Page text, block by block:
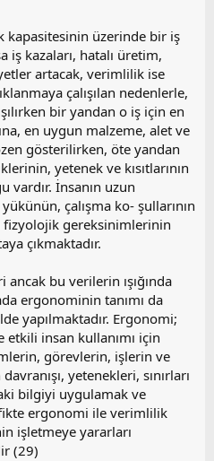
üzerinde bir iş
iş kazaları, hatalı üretim,
artacak, verimlilik ise
çalışılan nedenlerle,
bir yandan o iş için en
en uygun malzeme, alet ve
gösterilirken, öte yandan
yetenek ve kısıtlarının
vardır. İnsanın uzun
çalışma ko- şullarının
gereksinimlerinin
çıkmaktadır.
bu verilerin ışığında
ergonominin tanımı da
yapılmaktadır. Ergonomi;
insan kullanımı için
görevlerin, işlerin ve
yetenekleri, sınırları
bilgiyi uygulamak ve
ergonomi ile verimlilik
işletmeye yararları
(29)